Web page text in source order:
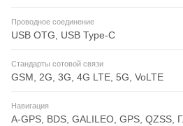
Проводное соединение
USB OTG, USB Type-C
Стандарты сотовой связи
GSM, 2G, 3G, 4G LTE, 5G, VoLTE
Навигация
A-GPS, BDS, GALILEO, GPS,